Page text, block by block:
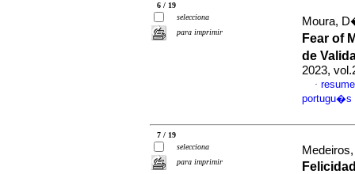
6 / 19
selecciona
para imprimir
Moura,
Fear of
de
2023,
·
portugu�s
7 / 19
selecciona
para imprimir